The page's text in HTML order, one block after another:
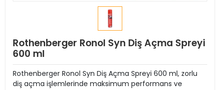
Rothenberger Ronol Syn Diş Açma Spreyi
600 ml
Rothenberger Ronol Syn Diş Açma Spreyi 600 ml, zorlu
diş açma işlemlerinde maksimum performans ve